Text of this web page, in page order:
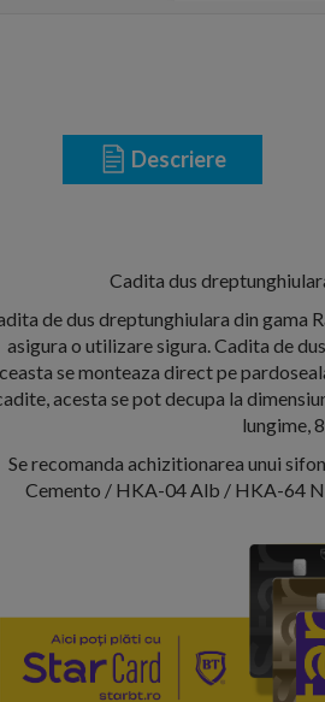
Descriere
Cadita dus
de dus dreptunghiulara din gama
asigura o utilizare sigura. Cadita de
se monteaza direct pe
acesta se pot decupa la
lungime,
Se recomanda achizitionarea unui
Cemento / HKA-04 Alb / HKA-64